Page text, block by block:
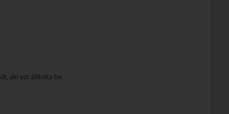
aki ezt állította be.